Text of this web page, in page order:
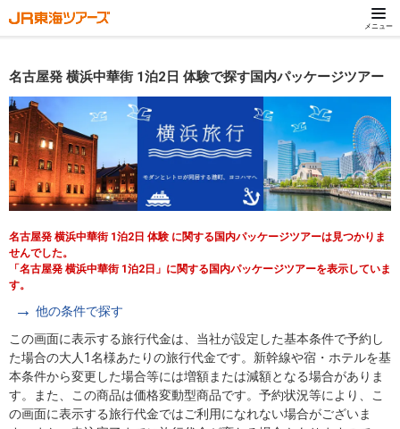
メニュー
名古屋発 横浜中華街 1泊2日 体験で探す国内パッケージツアー
名古屋発 横浜中華街 1泊2日 体験 に関する国内パッケージツアーは見つかりま
せんでした。
「名古屋発 横浜中華街 1泊2日」に関する国内パッケージツアーを表示していま
す。
他の条件で探す
この画面に表示する旅行代金は、当社が設定した基本条件で予約し
た場合の大人1名様あたりの旅行代金です。新幹線や宿・ホテルを基
本条件から変更した場合等には増額または減額となる場合がありま
す。また、この商品は価格変動型商品です。予約状況等により、こ
の画面に表示する旅行代金ではご利用になれない場合がございま